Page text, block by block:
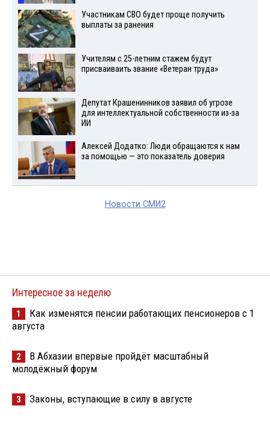
Участникам СВО будет проще получить
выплаты за ранения
Учителям с 25-летним стажем будут
присваиваить звание «Ветеран труда»
Депутат Крашенинников заявил об угрозе
для интеллектуальной собственности из-за
ИИ
Алексей Додатко: Люди обращаются к нам
за помощью — это показатель доверия
Новости СМИ2
Интересное за неделю
1
Как изменятся пенсии работающих пенсионеров с 1
августа
2
В Абхазии впервые пройдёт масштабный
молодёжный форум
3 Законы, вступающие в силу в августе